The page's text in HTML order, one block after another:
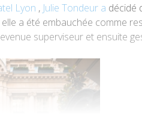
Lyon , Julie Tondeur a décidé
a été embauchée comme
superviseur et ensuite